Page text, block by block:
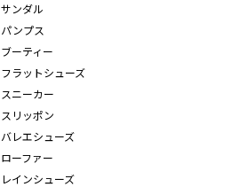
サンダル
パンプス
ブーティー
フラットシューズ
スニーカー
スリッポン
バレエシューズ
ローファー
レインシューズ